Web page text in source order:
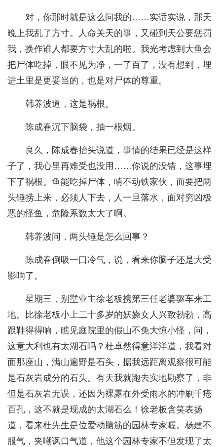
对，你那时就是这么问我的……实话实说，那天
晚上我乱了方寸。人命关天的事，又碰到天公要惩罚
我，换作谁人都要方寸大乱的啦。我光考虑到大鱼会
把尸体吃掉，眼不见为净，一了百了，没有想到，埋
进土里是更妥当的，也是对尸体的尊重。
韩养波道，这是祸根。
陈成春沉下脑袋，抽一根烟。
良久，陈成春抬头说道，事情的结果已经是这样
子了，我心里再难受也没用……你说的没错，这事埋
下了祸根。鱼能吃掉尸体，啃不动铁家伙，而要把两
头锤捞上来，必须人下去，人一旦落水，面对穷凶极
恶的怪鱼，危险系数太大了啊。
韩养波问，两头锤是怎么回事？
陈成春倒吸一口冷气，说，看来你脑子还是大受
影响了。
星期三，别墅业主徐老板携第三任老婆驱车来工
地。比徐老板小上二十多岁的妖娆女人兴致勃勃，高
跟鞋得得响，瞧见庭院里的假山不免大惊小怪，问，
这意大利也有太湖石吗？杜卓然得意洋洋道，我看对
面那座山，满山遍野是石头，据我远距离观察很可能
是石灰岩成分的石头。有天我就跑去实地勘察了，非
但是石灰岩无误，还因为裸露在外受雨水的冲刷千疮
百孔，这不就是现成的太湖石么！徐老板含笑表扬
道，看来杜先生是位爱动脑筋的园林专家喔。杨建不
服气，夹嘲讽口气道，他这个园林专家不但发现了太